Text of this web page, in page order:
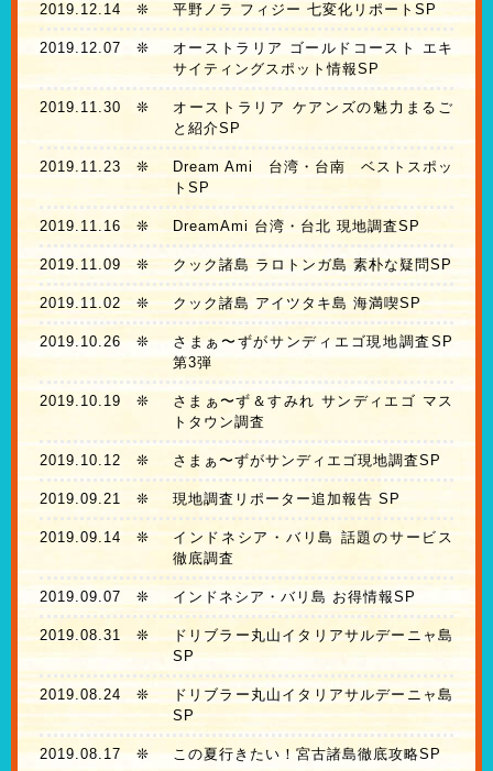
2019.12.14 ❊ 平野ノラ フィジー 七変化リポートSP
2019.12.07 ❊
オーストラリア ゴールドコースト エキ
サイティングスポット情報SP
2019.11.30 ❊
オーストラリア ケアンズの魅力まるご
と紹介SP
2019.11.23 ❊
Dream Ami 台湾・台南 ベストスポッ
トSP
2019.11.16 ❊ DreamAmi 台湾・台北 現地調査SP
2019.11.09❊ クック諸島 ラロトンガ島 素朴な疑問SP
2019.11.02❊ クック諸島 アイツタキ島 海満喫SP
2019.10.26❊
さまぁ〜ずがサンディエゴ現地調査SP
第3弾
2019.10.19 ❊
さまぁ〜ず＆すみれ サンディエゴ マス
トタウン調査
2019.10.12 ❊ さまぁ〜ずがサンディエゴ現地調査SP
2019.09.21 ❊ 現地調査リポーター追加報告 SP
2019.09.14❊
インドネシア・バリ島 話題のサービス
徹底調査
2019.09.07 ❊ インドネシア・バリ島 お得情報SP
2019.08.31 ❊
ドリブラー丸山イタリアサルデーニャ島
SP
2019.08.24 ❊
ドリブラー丸山イタリアサルデーニャ島
SP
2019.08.17❊ この夏行きたい！宮古諸島徹底攻略SP